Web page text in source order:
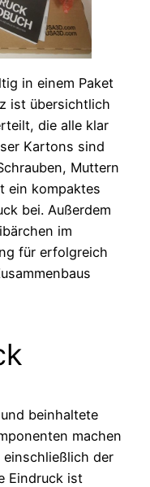
in einem Paket
ist übersichtlich
die alle klar
Kartons sind
Muttern
ein kompaktes
bei. Außerdem
im
für erfolgreich
beinhaltete
machen
der
Eindruck ist